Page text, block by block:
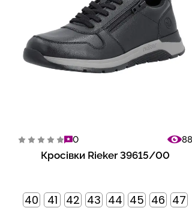
0 88
Кросівки Rieker 39615/00
40 41 42 43 44 45 46 47